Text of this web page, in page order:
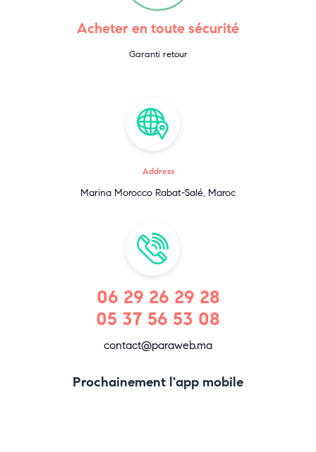
Acheter en toute sécurité
Garanti retour
Address
Marina Morocco Rabat-Salé, Maroc
06 29 26 29 28
05 37 56 53 08
contact@paraweb.ma
Prochainement l'app mobile